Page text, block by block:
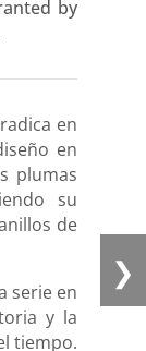
by
en
en
plumas
su
de
serie en
y la
tiempo.
❯